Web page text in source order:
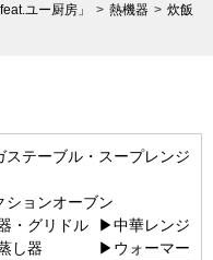
ユー厨房」 熱機器
炊飯
テーブル・スープレンジ
ョンオーブン
・グリドル
▶中華レンジ
し器
▶ウォーマー